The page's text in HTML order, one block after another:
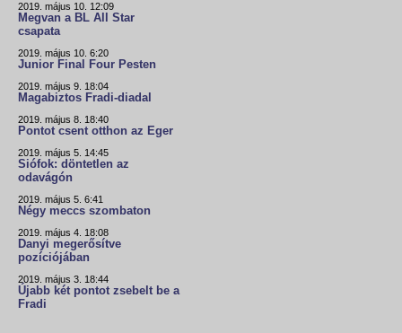
2019. május 10. 12:09
Megvan a BL All Star
csapata
2019. május 10. 6:20
Junior Final Four Pesten
2019. május 9. 18:04
Magabiztos Fradi-diadal
2019. május 8. 18:40
Pontot csent otthon az Eger
2019. május 5. 14:45
Siófok: döntetlen az
odavágón
2019. május 5. 6:41
Négy meccs szombaton
2019. május 4. 18:08
Danyi megerősítve
pozíciójában
2019. május 3. 18:44
Újabb két pontot zsebelt be a
Fradi